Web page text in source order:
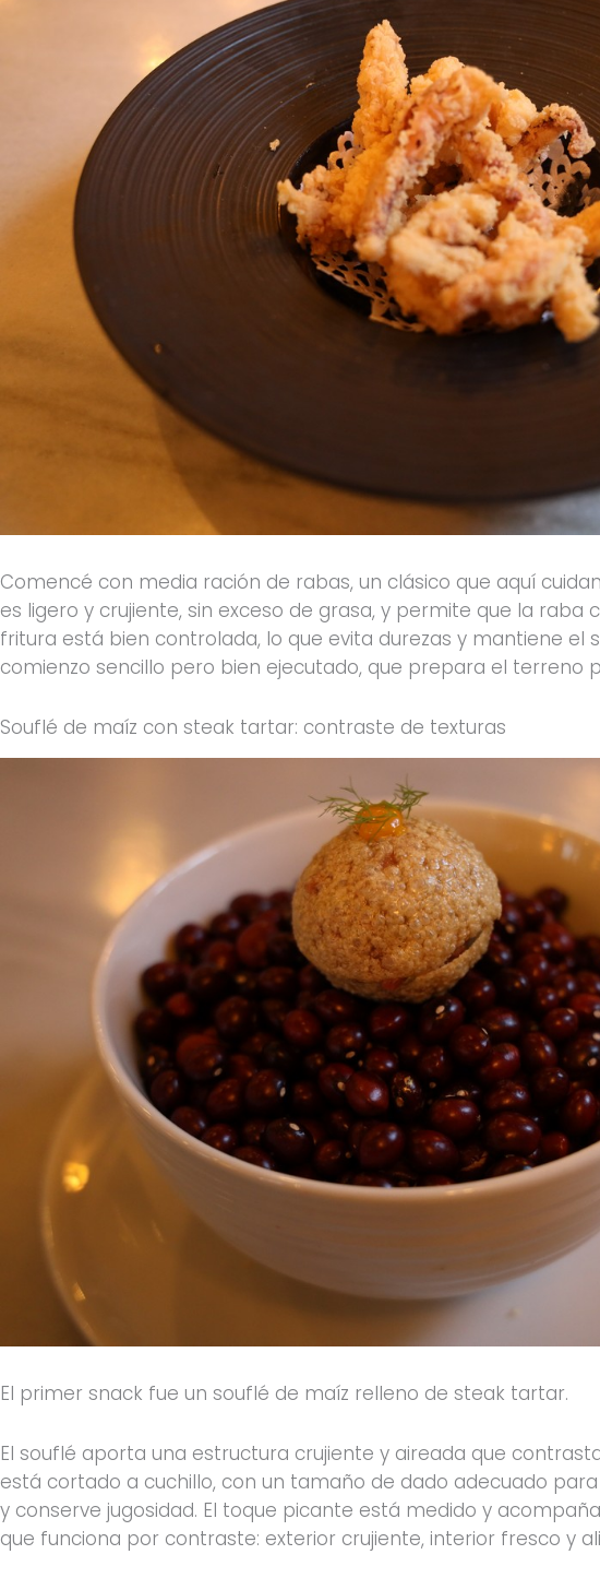
Comencé con media ración de rabas, un clásico que aquí
es ligero y crujiente, sin exceso de grasa, y permite que la raba
fritura está bien controlada, lo que evita durezas y mantiene el
comienzo sencillo pero bien ejecutado, que prepara el terreno
Souflé de maíz con steak tartar: contraste de texturas
El primer snack fue un souflé de maíz relleno de steak tartar.
El souflé aporta una estructura crujiente y aireada que
está cortado a cuchillo, con un tamaño de dado adecuado
y conserve jugosidad. El toque picante está medido y
que funciona por contraste: exterior crujiente, interior fresco y